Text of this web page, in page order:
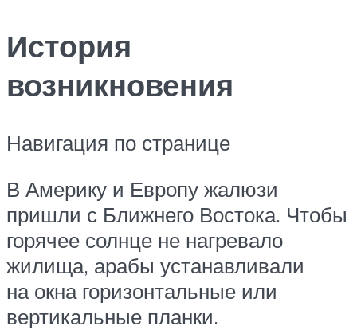
История
возникновения
Навигация по странице
В Америку и Европу жалюзи
пришли с Ближнего Востока. Чтобы
горячее солнце не нагревало
жилища, арабы устанавливали
на окна горизонтальные или
вертикальные планки.